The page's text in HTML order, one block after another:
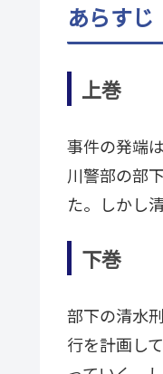
あらすじ
上巻
事件の発端
川警部の部
た。しかし
下巻
部下の清水
行を計画し